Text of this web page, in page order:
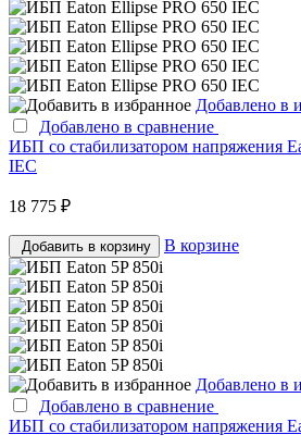
Добавлено в
Добавлено в сравнение
ИБП со стабилизатором напряжения
IEC
18 775 ₽
Добавить в корзину В корзине
Добавлено в
Добавлено в сравнение
ИБП со стабилизатором напряжения